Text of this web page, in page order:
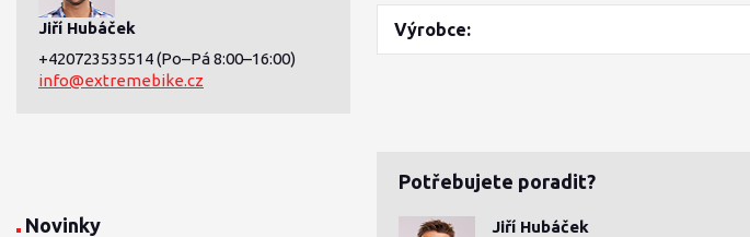
Jiří Hubáček
+420723535514(Po–Pá 8:00–16:00)
info@extremebike.cz
Novinky
Výrobce
Potřebujete poradit?
Jiří Hubáček